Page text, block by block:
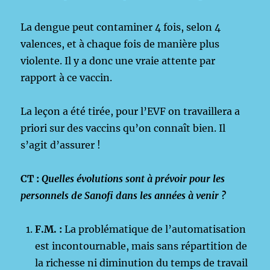
La dengue peut contaminer 4 fois, selon 4
valences, et à chaque fois de manière plus
violente. Il y a donc une vraie attente par
rapport à ce vaccin.
La leçon a été tirée, pour l’EVF on travaillera a
priori sur des vaccins qu’on connaît bien. Il
s’agit d’assurer !
CT :Quelles évolutions sont à prévoir pour les
personnels de Sanofi dans les années à venir ?
F.M. :La problématique de l’automatisation
est incontournable, mais sans répartition de
la richesse ni diminution du temps de travail